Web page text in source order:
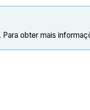
Para obter mais